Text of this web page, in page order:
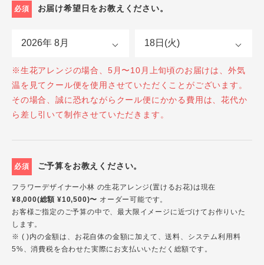
必須 お届け希望日をお教えください。
※生花アレンジの場合、5月〜10月上旬頃のお届けは、外気
温を見てクール便を使用させていただくことがございます。
その場合、誠に恐れながらクール便にかかる費用は、花代か
ら差し引いて制作させていただきます。
必須 ご予算をお教えください。
フラワーデザイナー小林 の生花アレンジ(置けるお花)は現在
¥8,000(総額 ¥10,500)〜 オーダー可能です。
お客様ご指定のご予算の中で、最大限イメージに近づけてお作りいた
します。
※ ( )内の金額は、お花自体の金額に加えて、送料、システム利用料
5%、消費税を合わせた実際にお支払いいただく総額です。